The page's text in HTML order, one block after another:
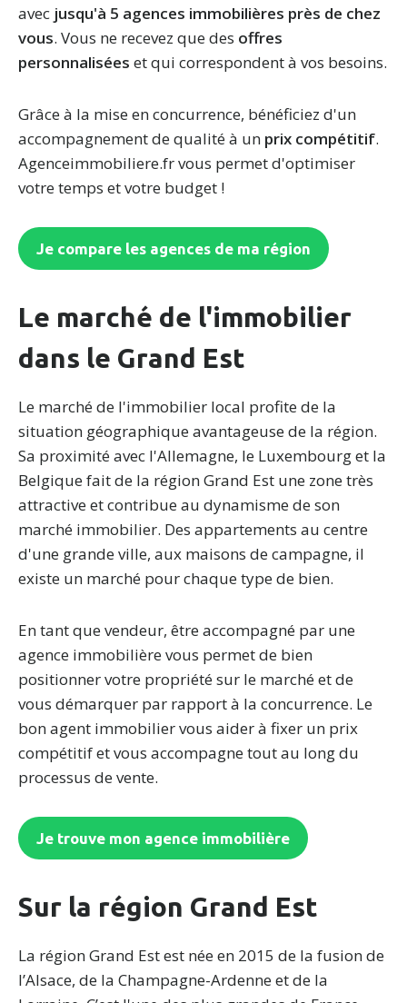
avec jusqu'à 5 agences immobilières près de chez
vous. Vous ne recevez que des offres
personnalisées et qui correspondent à vos besoins.
Grâce à la mise en concurrence, bénéficiez d'un
accompagnement de qualité à un prix compétitif.
Agenceimmobiliere.fr vous permet d'optimiser
votre temps et votre budget !
Je compare les agences de ma région
Le marché de l'immobilier
dans le Grand Est
Le marché de l'immobilier local profite de la
situation géographique avantageuse de la région.
Sa proximité avec l'Allemagne, le Luxembourg et la
Belgique fait de la région Grand Est une zone très
attractive et contribue au dynamisme de son
marché immobilier. Des appartements au centre
d'une grande ville, aux maisons de campagne, il
existe un marché pour chaque type de bien.
En tant que vendeur, être accompagné par une
agence immobilière vous permet de bien
positionner votre propriété sur le marché et de
vous démarquer par rapport à la concurrence. Le
bon agent immobilier vous aider à fixer un prix
compétitif et vous accompagne tout au long du
processus de vente.
Je trouve mon agence immobilière
Sur la région Grand Est
La région Grand Est est née en 2015 de la fusion de
l’Alsace, de la Champagne-Ardenne et de la